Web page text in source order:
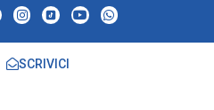
SCRIVICI